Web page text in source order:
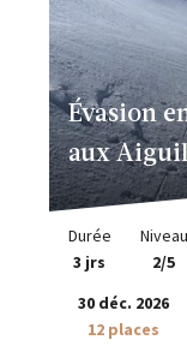
Évasion
aux
Durée
3 jrs
Niveau
2/5
30 déc. 2026
12 places